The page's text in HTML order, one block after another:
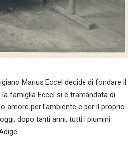
Marius Eccel decide di fondare il
famiglia Eccel si è tramandata di
amore per l’ambiente e per il proprio
dopo tanti anni, tutti i piumini